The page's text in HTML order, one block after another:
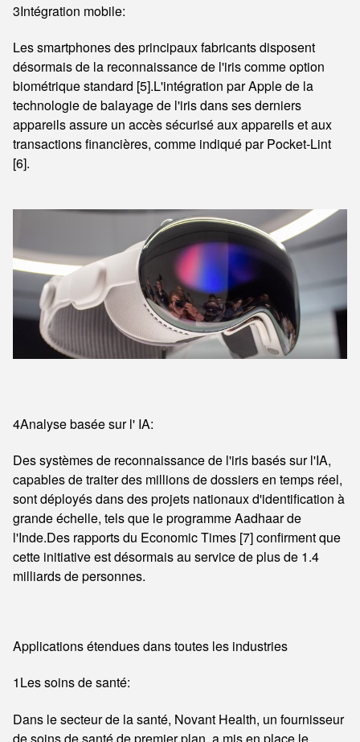
3Intégration mobile:
Les smartphones des principaux fabricants disposent
désormais de la reconnaissance de l'iris comme option
biométrique standard [5].L'intégration par Apple de la
technologie de balayage de l'iris dans ses derniers
appareils assure un accès sécurisé aux appareils et aux
transactions financières, comme indiqué par Pocket-Lint
[6].
4Analyse basée sur l' IA:
Des systèmes de reconnaissance de l'iris basés sur l'IA,
capables de traiter des millions de dossiers en temps réel,
sont déployés dans des projets nationaux d'identification à
grande échelle, tels que le programme Aadhaar de
l'Inde.Des rapports du Economic Times [7] confirment que
cette initiative est désormais au service de plus de 1.4
milliards de personnes.
Applications étendues dans toutes les industries
1Les soins de santé:
Dans le secteur de la santé, Novant Health, un fournisseur
de soins de santé de premier plan, a mis en place le